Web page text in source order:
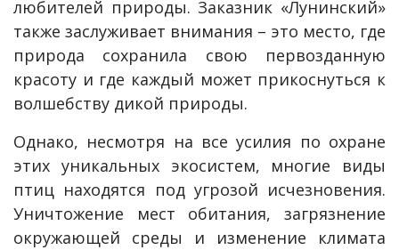
любителей природы. Заказник «Лунинский»
также заслуживает внимания – это место, где
природа сохранила свою первозданную
красоту и где каждый может прикоснуться к
волшебству дикой природы.
Однако, несмотря на все усилия по охране
этих уникальных экосистем, многие виды
птиц находятся под угрозой исчезновения.
Уничтожение мест обитания, загрязнение
окружающей среды и изменение климата